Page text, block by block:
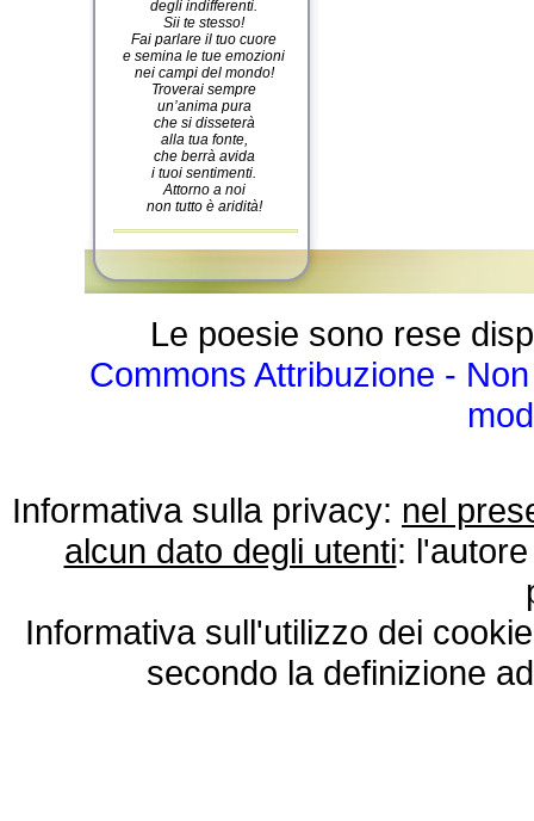
degli indifferenti.
Sii te stesso!
Fai parlare il tuo cuore
e semina le tue emozioni
nei campi del mondo!
Troverai sempre
un’anima pura
che si disseterà
alla tua fonte,
che berrà avida
i tuoi sentimenti.
Attorno a noi
non tutto è aridità!
Le poesie sono rese
Commons Attribuzione -
Informativa sulla privacy: nel
alcun dato degli utenti:
Informativa sull'utilizzo dei
secondo la definizione